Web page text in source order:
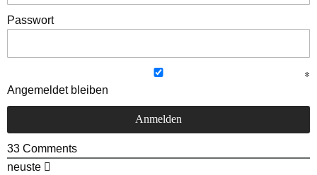
Passwort
Angemeldet bleiben
33 Comments
neuste